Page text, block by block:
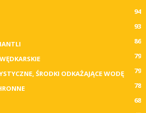
94
93
86
79
ŚRODKI ODKAŻAJĄCE WODĘ
79
78
68